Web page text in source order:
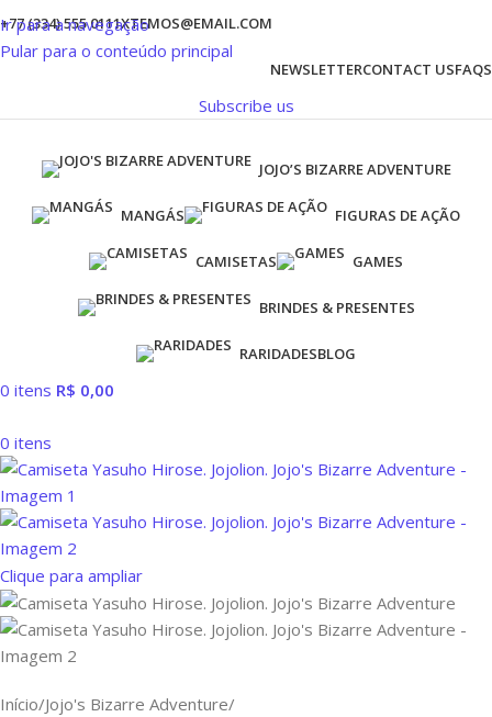
Ir para a navegação
Pular para o conteúdo principal
+77 (334) 555 0111XTEMOS@EMAIL.COM
NEWSLETTERCONTACT USFAQS
Subscribe us
JOJO’S BIZARRE ADVENTURE
MANGÁS FIGURAS DE AÇÃO
CAMISETAS GAMES
BRINDES & PRESENTES
RARIDADESBLOG
0 itens R$ 0,00
0 itens
Clique para ampliar
Início Jojo's Bizarre Adventure